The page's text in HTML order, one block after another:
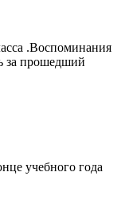
.Воспоминания
за прошедший
учебного года